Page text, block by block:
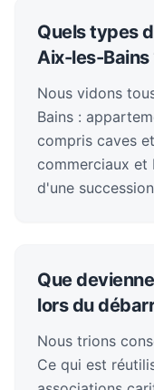
Quels types
Aix-les-Bains
Nous vidons
Bains :
compris caves
commerciaux et
d'une
Que
lors du
Nous trions
Ce qui est